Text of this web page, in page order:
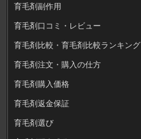
育毛剤副作用
育毛剤口コミ・レビュー
育毛剤比較・育毛剤比較ランキング
育毛剤注文・購入の仕方
育毛剤購入価格
育毛剤返金保証
育毛剤選び